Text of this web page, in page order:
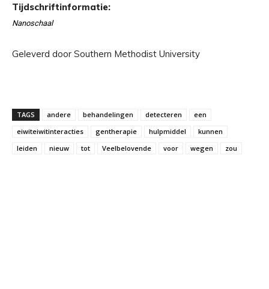
Tijdschriftinformatie:
Nanoschaal
Geleverd door Southern Methodist University
TAGS andere behandelingen detecteren
een
eiwiteiwitinteracties
gentherapie hulpmiddel
kunnen
leiden
nieuw tot Veelbelovende voor wegen zou